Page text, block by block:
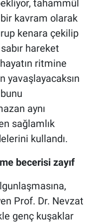
tahammül
bir kavram olarak
kenara çekilip
hareket
ritmine
yavaşlayacaksın
aynı
sağlamlık
kullandı.
becerisi zayıf
Prof. Dr. Nevzat
genç kuşaklar